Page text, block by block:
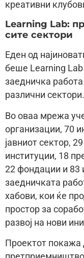
креативни
Learning Lab:
сите сектори
Еден од
беше Learning
заедничка
различни сектори.
Во оваа мрежа
организации, 70
јавниот сектор,
институции, 18
22 фондации и 83
заедничката
хабови, кои ќе
простор за
развој на нови
Проектот покажа